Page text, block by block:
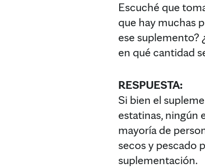
Escuché que
que hay muchas
ese suplemento?
en qué cantidad
RESPUESTA:
Si bien el
estatinas, ningún
mayoría de
secos y pescado
suplementación.